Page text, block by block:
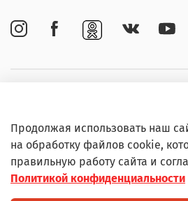
Информация
Продолжая использовать наш
на обработку файлов cookie,
правильную работу сайта и
Политикой конфиденциальности